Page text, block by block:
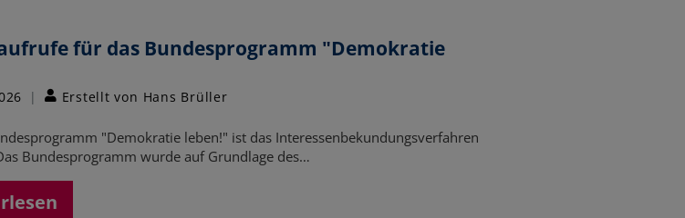
für das Bundesprogramm "Demokratie
Erstellt von Hans Brüller
"Demokratie leben!" ist das Interessenbekundungsverfahren
Bundesprogramm wurde auf Grundlage des…